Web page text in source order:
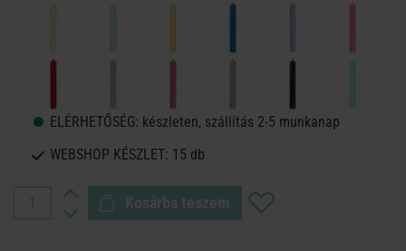
ELÉRHETŐSÉG: készleten, szállítás 2-5 munkanap
WEBSHOP KÉSZLET: 15 db
Kosárba teszem